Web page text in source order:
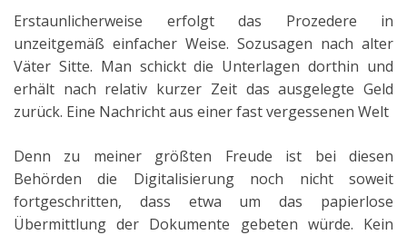
Erstaunlicherweise erfolgt das Prozedere in
unzeitgemäß einfacher Weise. Sozusagen nach alter
Väter Sitte. Man schickt die Unterlagen dorthin und
erhält nach relativ kurzer Zeit das ausgelegte Geld
zurück. Eine Nachricht aus einer fast vergessenen Welt
Denn zu meiner größten Freude ist bei diesen
Behörden die Digitalisierung noch nicht soweit
fortgeschritten, dass etwa um das papierlose
Übermittlung der Dokumente gebeten würde. Kein